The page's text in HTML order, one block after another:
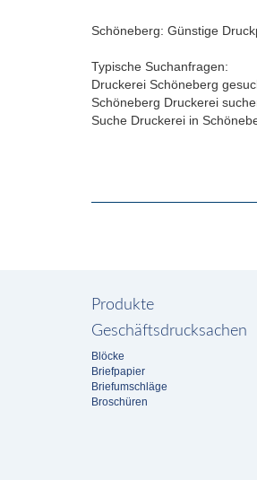
Schöneberg: Günstige
Typische Suchanfragen:
Druckerei Schöneberg
Schöneberg Druckerei
Suche Druckerei in
Produkte
Geschäftsdrucksachen
Blöcke
Briefpapier
Briefumschläge
Broschüren